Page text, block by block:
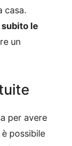
casa.
le
un
per avere
possibile